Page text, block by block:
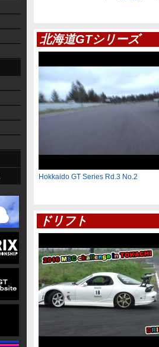
北海道GTシリーズ
Hokkaido GT Series Rd.3 No.2
ドリフト